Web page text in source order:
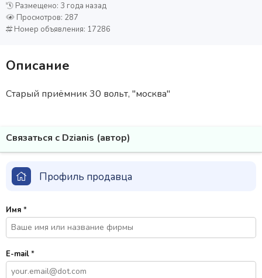
Размещено: 3 года назад
Просмотров: 287
Номер объявления: 17286
Описание
Старый приёмник 30 вольт, "москва"
Связаться с Dzianis (автор)
Профиль продавца
Имя *
E-mail*